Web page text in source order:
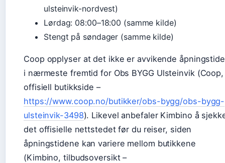
ulsteinvik-nordvest)
Lørdag: 08:00–18:00 (samme kilde)
Stengt på søndager (samme kilde)
Coop opplyser at det ikke er avvikende
i nærmeste fremtid for Obs BYGG Ulsteinvik (Coop,
offisiell butikkside –
https://www.coop.no/butikker/obs-bygg/obs-bygg-
ulsteinvik-3498). Likevel anbefaler Kimbino å
det offisielle nettstedet før du reiser, siden
åpningstidene kan variere mellom butikkene
(Kimbino, tilbudsoversikt –